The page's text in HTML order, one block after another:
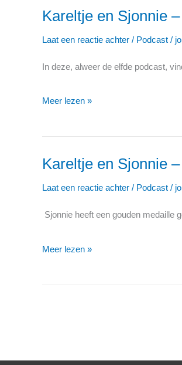
Kareltje en Sjonnie
Laat een reactie achter / Podcast /
In deze, alweer de elfde podcast,
Kareltje
en
Aflevering
Meer lezen »
Kareltje en Sjonnie
Laat een reactie achter / Podcast /
Sjonnie heeft een gouden medaille
Kareltje
en
Aflevering
Meer lezen »